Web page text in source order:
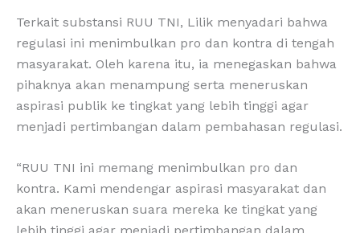
Terkait substansi RUU TNI, Lilik menyadari bahwa
regulasi ini menimbulkan pro dan kontra di tengah
masyarakat. Oleh karena itu, ia menegaskan bahwa
pihaknya akan menampung serta meneruskan
aspirasi publik ke tingkat yang lebih tinggi agar
menjadi pertimbangan dalam pembahasan regulasi.
“RUU TNI ini memang menimbulkan pro dan
kontra. Kami mendengar aspirasi masyarakat dan
akan meneruskan suara mereka ke tingkat yang